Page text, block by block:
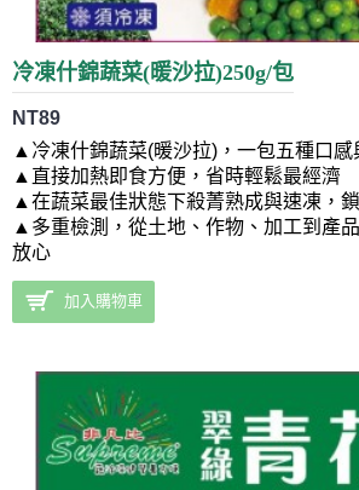
冷凍什錦蔬菜(暖沙拉)250g/包
NT89
▲ 冷凍什錦蔬菜(暖沙拉) ，一包五種口
▲直接加熱即食方便，省時輕鬆最經濟
▲在蔬菜最佳狀態下殺菁熟成與速凍，
▲多重檢測，從土地、作物、加工到產
放心
加入購物車